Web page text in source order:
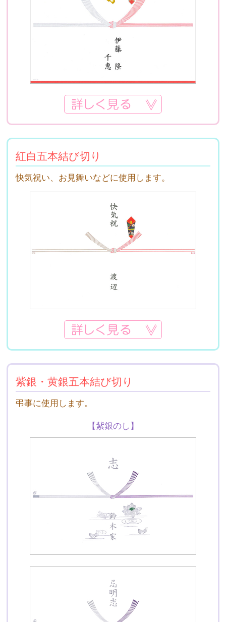
紅白五本結び切り
快気祝い、お見舞いなどに使用します。
紫銀・黄銀五本結び切り
弔事に使用します。
【紫銀のし】